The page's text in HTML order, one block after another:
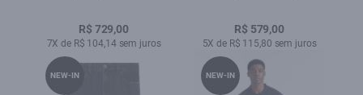
Used
R$ 729,00
7X de R$ 104,14 sem juros
5 Pockets Lav.Medio
Total
R$ 579,00
5X de R$ 115,80 sem juros
NEW-IN NEW-IN